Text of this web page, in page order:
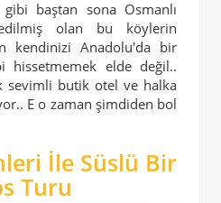
gibi baştan sona Osmanlı
olan bu köylerin
kendinizi Anadolu'da bir
hissetmemek elde değil..
sevimli butik otel ve halka
E o zaman şimdiden bol
İle Süslü Bir
Turu